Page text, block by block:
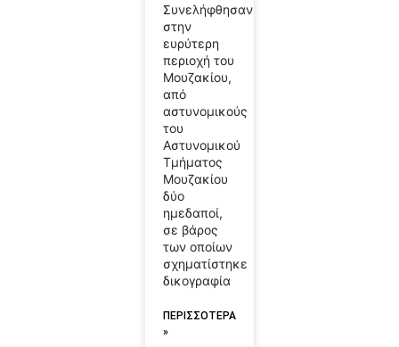
Συνελήφθησαν
στην
ευρύτερη
περιοχή του
Μουζακίου,
από
αστυνομικούς
του
Αστυνομικού
Τμήματος
Μουζακίου
δύο
ημεδαποί,
σε βάρος
των οποίων
σχηματίστηκε
δικογραφία
ΠΕΡΙΣΣΟΤΕΡΑ
»